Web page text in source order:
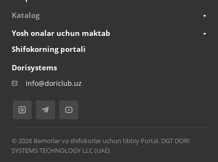
Katalog
Yosh onalar uchun maktab
Shifokorning portali
Dorisystems
info@doriclub.uz
© 2026 Bemorlar va shifokorlar uchun tibbiy Portal. DGT DORI
SYSTEMS TECHNOLOGY LLC (UAE)